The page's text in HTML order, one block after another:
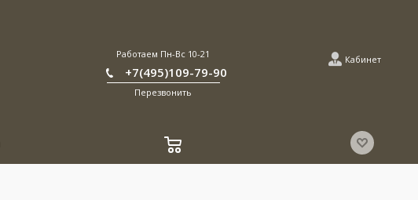
Работаем Пн-Вс 10-21
+7(495)109-79-90
Перезвонить
Кабинет